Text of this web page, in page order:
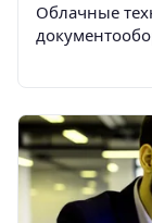
Облачные